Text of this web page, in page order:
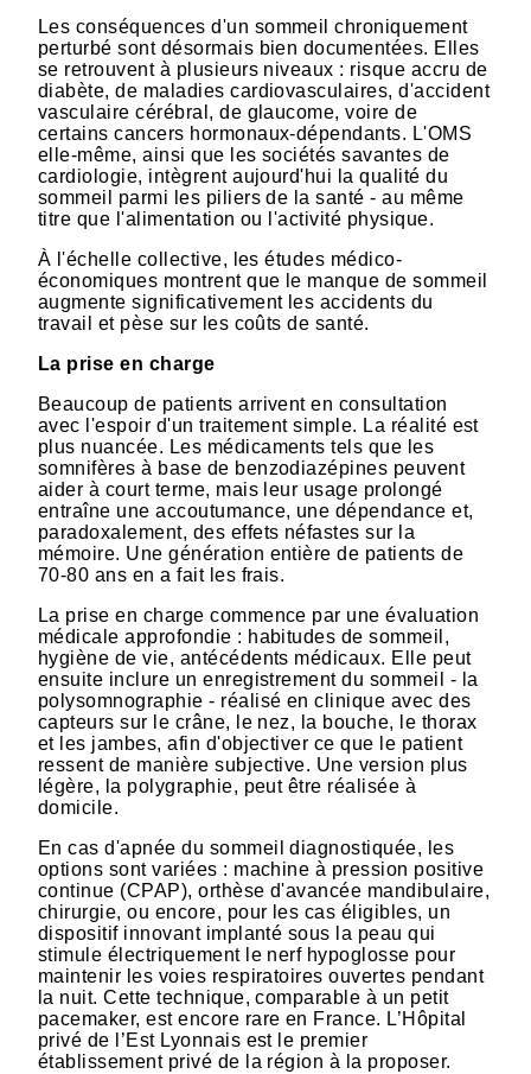
Les conséquences d'un sommeil chroniquement
perturbé sont désormais bien documentées. Elles
se retrouvent à plusieurs niveaux : risque accru de
diabète, de maladies cardiovasculaires, d'accident
vasculaire cérébral, de glaucome, voire de
certains cancers hormonaux-dépendants. L'OMS
elle-même, ainsi que les sociétés savantes de
cardiologie, intègrent aujourd'hui la qualité du
sommeil parmi les piliers de la santé - au même
titre que l'alimentation ou l'activité physique.
À l'échelle collective, les études médico-
économiques montrent que le manque de sommeil
augmente significativement les accidents du
travail et pèse sur les coûts de santé.
La prise en charge
Beaucoup de patients arrivent en consultation
avec l'espoir d'un traitement simple. La réalité est
plus nuancée. Les médicaments tels que les
somnifères à base de benzodiazépines peuvent
aider à court terme, mais leur usage prolongé
entraîne une accoutumance, une dépendance et,
paradoxalement, des effets néfastes sur la
mémoire. Une génération entière de patients de
70-80 ans en a fait les frais.
La prise en charge commence par une évaluation
médicale approfondie : habitudes de sommeil,
hygiène de vie, antécédents médicaux. Elle peut
ensuite inclure un enregistrement du sommeil - la
polysomnographie - réalisé en clinique avec des
capteurs sur le crâne, le nez, la bouche, le thorax
et les jambes, afin d'objectiver ce que le patient
ressent de manière subjective. Une version plus
légère, la polygraphie, peut être réalisée à
domicile.
En cas d'apnée du sommeil diagnostiquée, les
options sont variées : machine à pression positive
continue (CPAP), orthèse d'avancée mandibulaire,
chirurgie, ou encore, pour les cas éligibles, un
dispositif innovant implanté sous la peau qui
stimule électriquement le nerf hypoglosse pour
maintenir les voies respiratoires ouvertes pendant
la nuit. Cette technique, comparable à un petit
pacemaker, est encore rare en France. L’Hôpital
privé de l’Est Lyonnais est le premier
établissement privé de la région à la proposer.